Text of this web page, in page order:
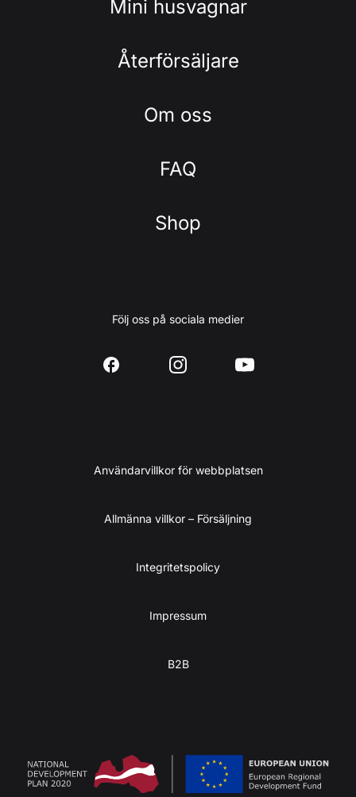
Mini husvagnar
Återförsäljare
Om oss
FAQ
Shop
Följ oss på sociala medier
Användarvillkor för webbplatsen
Allmänna villkor – Försäljning
Integritetspolicy
Impressum
B2B